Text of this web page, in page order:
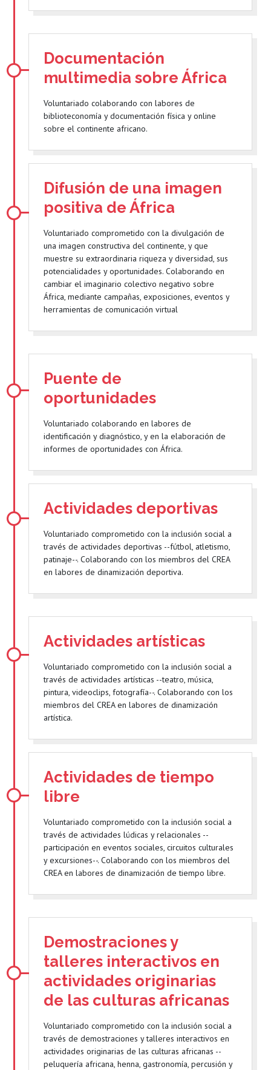
Documentación
multimedia sobre África
Voluntariado colaborando con labores de
biblioteconomía y documentación física y online
sobre el continente africano.
Difusión de una imagen
positiva de África
Voluntariado comprometido con la divulgación de
una imagen constructiva del continente, y que
muestre su extraordinaria riqueza y diversidad, sus
potencialidades y oportunidades. Colaborando en
cambiar el imaginario colectivo negativo sobre
África, mediante campañas, exposiciones, eventos y
herramientas de comunicación virtual
Puente de
oportunidades
Voluntariado colaborando en labores de
identificación y diagnóstico, y en la elaboración de
informes de oportunidades con África.
Actividades deportivas
Voluntariado comprometido con la inclusión social a
través de actividades deportivas --fútbol, atletismo,
patinaje--. Colaborando con los miembros del CREA
en labores de dinamización deportiva.
Actividades artísticas
Voluntariado comprometido con la inclusión social a
través de actividades artísticas --teatro, música,
pintura, videoclips, fotografía--. Colaborando con los
miembros del CREA en labores de dinamización
artística.
Actividades de tiempo
libre
Voluntariado comprometido con la inclusión social a
través de actividades lúdicas y relacionales --
participación en eventos sociales, circuitos culturales
y excursiones--. Colaborando con los miembros del
CREA en labores de dinamización de tiempo libre.
Demostraciones y
talleres interactivos en
actividades originarias
de las culturas africanas
Voluntariado comprometido con la inclusión social a
través de demostraciones y talleres interactivos en
actividades originarias de las culturas africanas --
peluquería africana, henna, gastronomía, percusión y